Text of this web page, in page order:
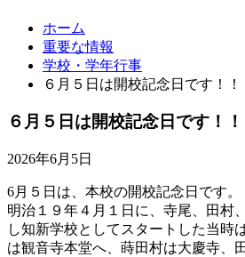
ホーム
重要な情報
学校・学年行事
６月５日は開校記念日です！！
６月５日は開校記念日です！！
2026年6月5日
6月５日は、本校の開校記念日です。
明治１９年４月１日に、寺尾、田村
し知新学校としてスタートした当時
は観音寺本堂へ、蒔田村は大慶寺、